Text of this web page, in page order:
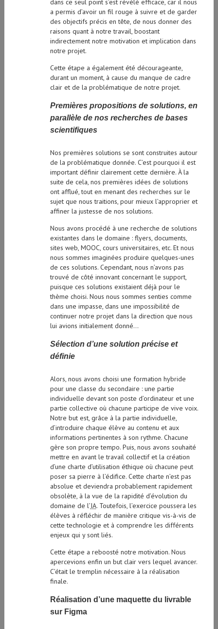
dans ce seul point s’est révélé efficace, car il nous
a permis d’avoir un fil rouge à suivre et de garder
des objectifs précis en tête, de nous donner des
raisons quant à notre travail, boostant
indirectement notre motivation et implication dans
notre projet.
Cette étape a également été décourageante,
durant un moment, à cause du manque de cadre
clair et de la problématique de notre projet.
Premières propositions de solutions, en
parallèle de nos recherches de bases
scientifiques
Nos premières solutions se sont construites autour
de la problématique donnée. C’est pourquoi il est
important définir clairement cette dernière. À la
suite de cela, nos premières idées de solutions
ont afflué, tout en menant des recherches sur le
sujet que nous traitions, pour mieux l’approprier et
affiner la justesse de nos solutions.
Nous avons procédé à une recherche de solutions
existantes dans le domaine : flyers, documents,
sites web, MOOC, cours universitaires, etc. Et nous
nous sommes imaginées produire quelques-unes
de ces solutions. Cependant, nous n’avons pas
trouvé de côté innovant concernant le support,
puisque ces solutions existaient déjà pour le
thème choisi. Nous nous sommes senties comme
dans une impasse, dans une impossibilité de
continuer notre projet dans la direction que nous
lui avions initialement donné…
Sélection d’une solution précise et
définie
Alors, nous avons choisi une formation hybride
pour une classe du secondaire : une partie
individuelle devant son poste d’ordinateur et une
partie collective où chacune participe de vive voix.
Notre but est, grâce à la partie individuelle,
d’introduire chaque élève au contenu et aux
informations pertinentes à son rythme. Chacune
gère son propre tempo. Puis, nous avons souhaité
mettre en avant le travail collectif et la création
d’une charte d’utilisation éthique où chacune peut
poser sa pierre à l’édifice. Cette charte n’est pas
absolue et deviendra probablement rapidement
obsolète, à la vue de la rapidité d’évolution du
domaine de l’IA. Toutefois, l’exercice poussera les
élèves à réfléchir de manière critique vis-à-vis de
cette technologie et à comprendre les différents
enjeux qui y sont liés.
Cette étape a reboosté notre motivation. Nous
apercevions enfin un but clair vers lequel avancer.
C’était le tremplin nécessaire à la réalisation
finale.
Réalisation d’une maquette du livrable
sur Figma